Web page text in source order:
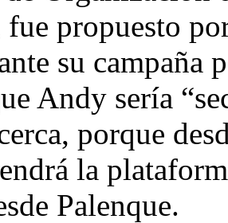
propuesto
su campaña
Andy sería
porque
la
Palenque.